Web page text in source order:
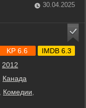
30.04.2025
2012
Канада
Комедии
KP 6.6 IMDB 6.3